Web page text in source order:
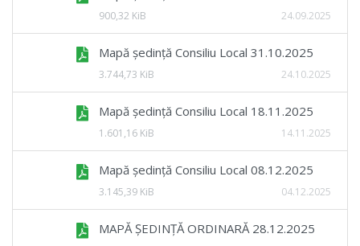
900,32 KiB 24.09.2025
Mapă ședință Consiliu Local 31.10.2025
3.744,73 KiB 24.10.2025
Mapă ședință Consiliu Local 18.11.2025
1.601,16 KiB 14.11.2025
Mapă ședință Consiliu Local 08.12.2025
3.145,39 KiB 04.12.2025
MAPĂ ȘEDINȚĂ ORDINARĂ 28.12.2025